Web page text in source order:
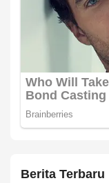
Berita Terbaru